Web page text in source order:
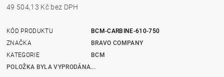
49 504,13 Kč bez DPH
KÓD PRODUKTU
BCM-CARBINE-610-750
ZNAČKA
BRAVO COMPANY
KATEGORIE
BCM
POLOŽKA BYLA VYPRODÁNA...